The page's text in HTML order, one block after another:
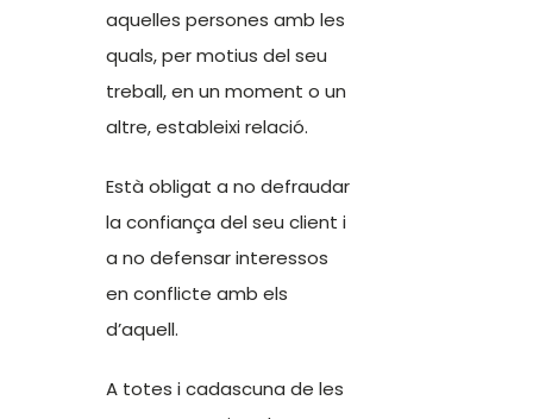
aquelles persones amb les
quals, per motius del seu
treball, en un moment o un
altre, estableixi relació.
Està obligat a no defraudar
la confiança del seu client i
a no defensar interessos
en conflicte amb els
d’aquell.
A totes i cadascuna de les